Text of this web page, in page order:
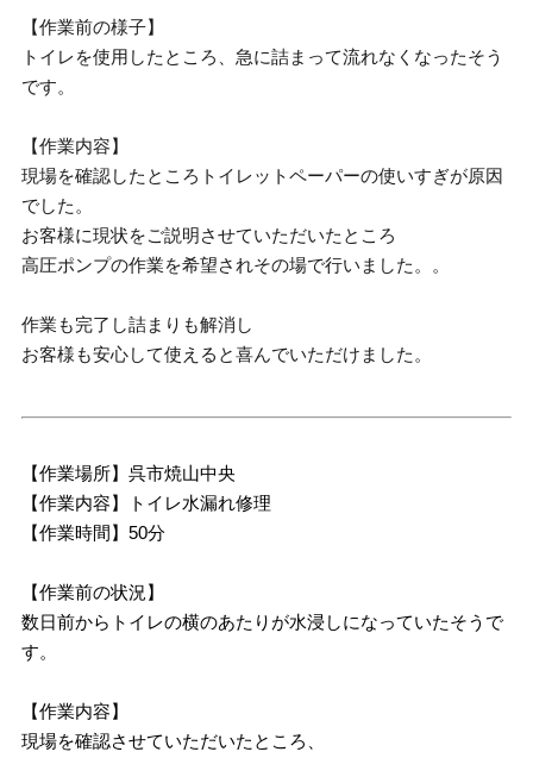
【作業前の様子】
トイレを使用したところ、急に詰まって流れなくなったそう
です。
【作業内容】
現場を確認したところトイレットペーパーの使いすぎが原因
でした。
お客様に現状をご説明させていただいたところ
高圧ポンプの作業を希望されその場で行いました。。
作業も完了し詰まりも解消し
お客様も安心して使えると喜んでいただけました。
【作業場所】呉市焼山中央
【作業内容】トイレ水漏れ修理
【作業時間】50分
【作業前の状況】
数日前からトイレの横のあたりが水浸しになっていたそうで
す。
【作業内容】
現場を確認させていただいたところ、